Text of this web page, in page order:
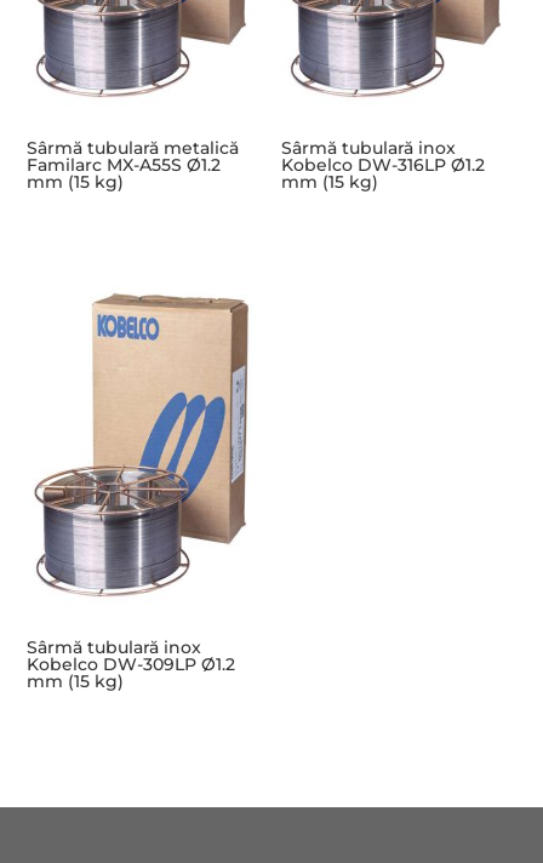
Sârmă tubulară metalică
Familarc MX-A55S Ø1.2
mm (15 kg)
Sârmă tubulară inox
Kobelco DW-316LP Ø1.2
mm (15 kg)
Sârmă tubulară inox
Kobelco DW-309LP Ø1.2
mm (15 kg)